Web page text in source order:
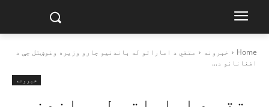
Home خبرونه
متقي د اماراتو له باندنیو چارو وزیره وغوښتل چې د
افغانانو د...
خبرونه